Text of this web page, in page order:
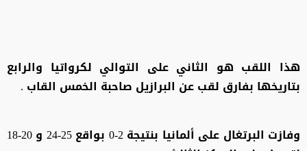
هذا اللقب هو الثاني على التوالي لكرواتيا والرابع
بتاريخها بفارق لقب عن البرازيل صاحبة الخمس القاب .
وفازت البرتغال على ألمانيا بنتيجة 2-0 بواقع 25-24 و 20-18